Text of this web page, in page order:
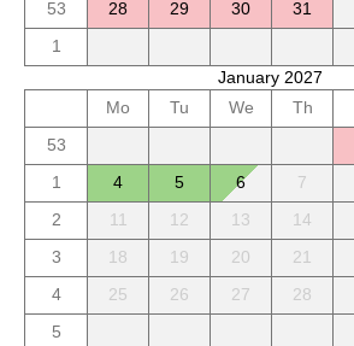
53
28 29 30
31
1
January 2027
Mo
Tu We Th
53
1
4 5 6 7
2
11 12 13 14
3
18 19 20 21
4
25 26 27 28
5